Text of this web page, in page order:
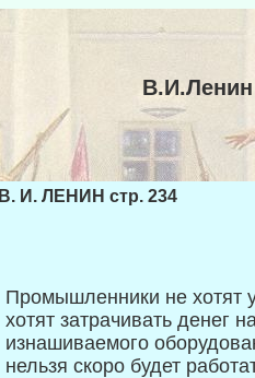
В. И. ЛЕНИН стр. 234
Промышленники не хотят
хотят затрачивать денег
изнашиваемого
нельзя скоро будет